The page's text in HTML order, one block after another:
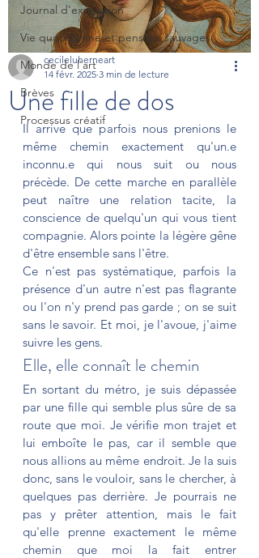
Journal d'exposition
Vie quotidienne et pensées sauvages
Monde de l'art
Brèves
Processus créatif
Une fille de dos
cecileluherneart
14 févr. 2025 3 min de lecture
Il arrive que parfois nous prenions le
même chemin exactement qu'un.e
inconnu.e qui nous suit ou nous
précède. De cette marche en parallèle
peut naître une relation tacite, la
conscience de quelqu'un qui vous tient
compagnie. Alors pointe la légère gêne
d'être ensemble sans l'être.
Ce n'est pas systématique, parfois la
présence d'un autre n'est pas flagrante
ou l'on n'y prend pas garde ; on se suit
sans le savoir. Et moi, je l'avoue, j'aime
suivre les gens.
Elle, elle connaît le chemin
En sortant du métro, je suis dépassée
par une fille qui semble plus sûre de sa
route que moi. Je vérifie mon trajet et
lui emboîte le pas, car il semble que
nous allions au même endroit. Je la suis
donc, sans le vouloir, sans le chercher, à
quelques pas derrière. Je pourrais ne
pas y prêter attention, mais le fait
qu'elle prenne exactement le même
chemin que moi la fait entrer